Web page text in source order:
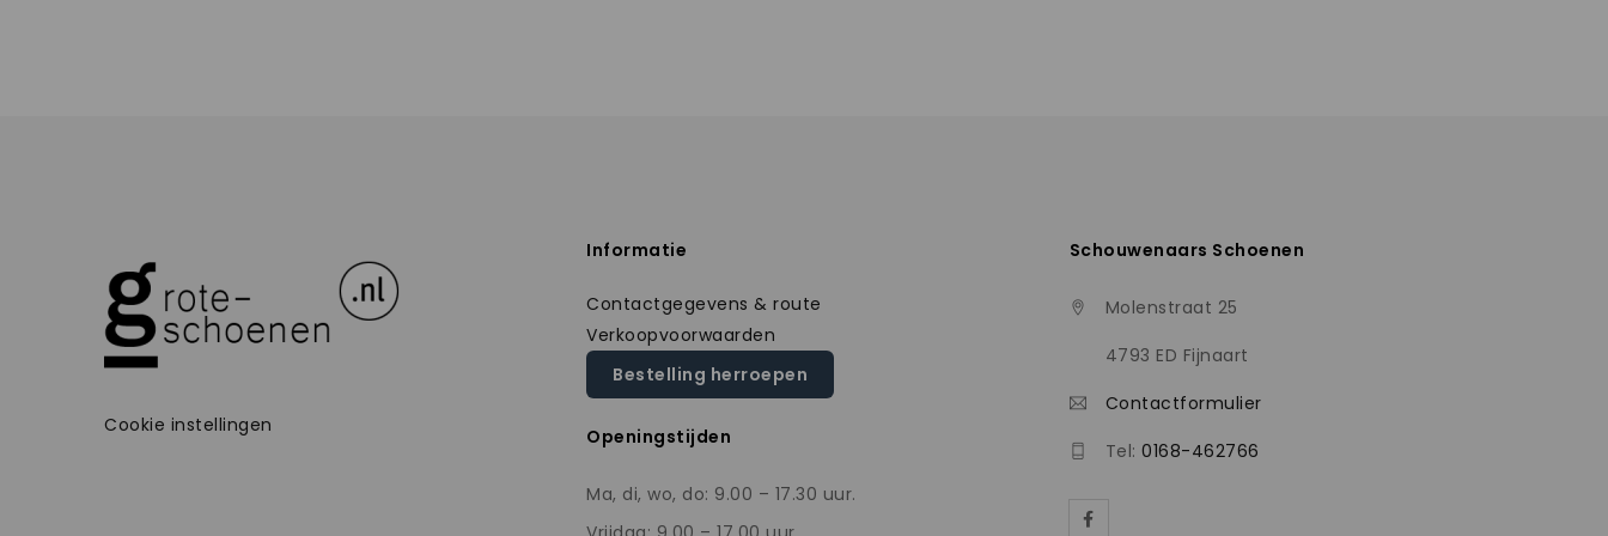
Cookie instellingen
Informatie
Contactgegevens & route
Verkoopvoorwaarden
Bestelling herroepen
Openingstijden
Ma, di, wo, do: 9.00 – 17.30 uur.
Schouwenaars Schoenen
Molenstraat 25
4793 ED Fijnaart
Contactformulier
Tel:0168-462766